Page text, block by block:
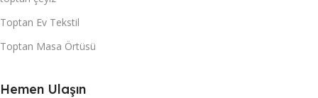
Toptan Ev Tekstil
Toptan Masa Örtüsü
Hemen Ulaşın